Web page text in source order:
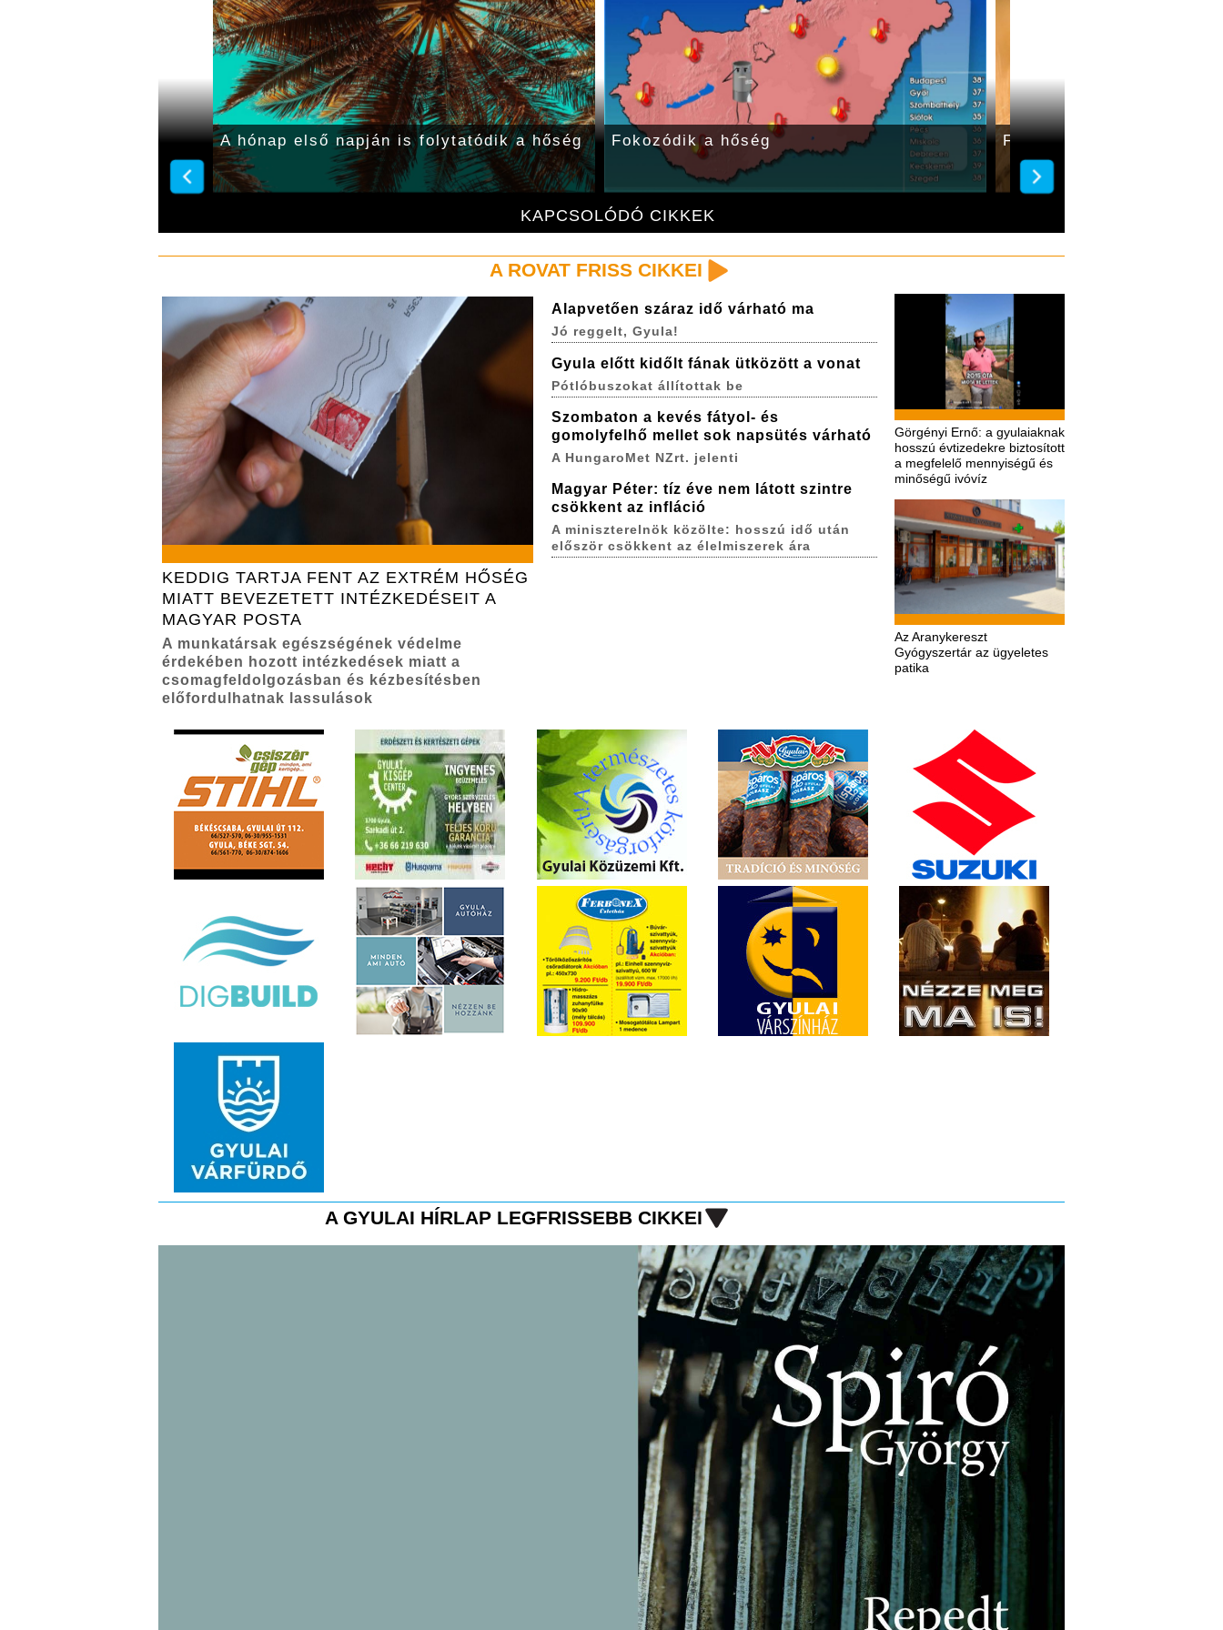
KAPCSOLÓDÓ CIKKEK
A hónap első napján is folytatódik a hőség Fokozódik a hőség Fokozódik a kánikula a
A ROVAT FRISS CIKKEI
KEDDIG TARTJA FENT AZ EXTRÉM HŐSÉG
MIATT BEVEZETETT INTÉZKEDÉSEIT A
MAGYAR POSTA
A munkatársak egészségének védelme
érdekében hozott intézkedések miatt a
csomagfeldolgozásban és kézbesítésben
előfordulhatnak lassulások
Görgényi Ernő: a gyulaiaknak
hosszú évtizedekre biztosított
a megfelelő mennyiségű és
minőségű ivóvíz
Az Aranykereszt
Gyógyszertár az ügyeletes
patika
Alapvetően száraz idő várható ma
Jó reggelt, Gyula!
Gyula előtt kidőlt fának ütközött a vonat
Pótlóbuszokat állítottak be
Szombaton a kevés fátyol- és
gomolyfelhő mellet sok napsütés várható
A HungaroMet NZrt. jelenti
Magyar Péter: tíz éve nem látott szintre
csökkent az infláció
A miniszterelnök közölte: hosszú idő után
először csökkent az élelmiszerek ára
A GYULAI HÍRLAP LEGFRISSEBB CIKKEI